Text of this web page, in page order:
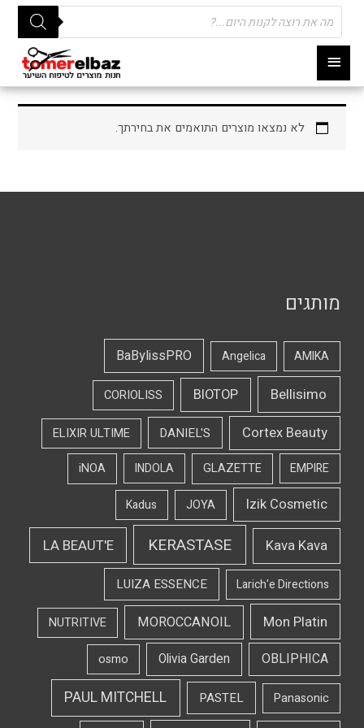
תפריט
ראשי
Products
search
לא נמצאו מוצרים התואמים את בחירתך.
מותגים
AMIKA
Angelica
BaBylissPRO
Bellisimo
BIOTOP
CORIOLISS
Cortex Beauty
DANIEL'S
ELIXIR ULTIME
EMPIRE
GLAZETTE
INDOLA
iNOA
Izik Cosmetic
JOYA
Kadus
Kava Kava
KERASTASE
LA BEAUT'E
Larich'e Directions
LUIZA ESSENCE
Mon Platin
MOROCCANOIL
NUTRITIVE
OBLIPHICA
Olivia Garden
osmo
Panasonic
PASTEL
PAUL MITCHELL